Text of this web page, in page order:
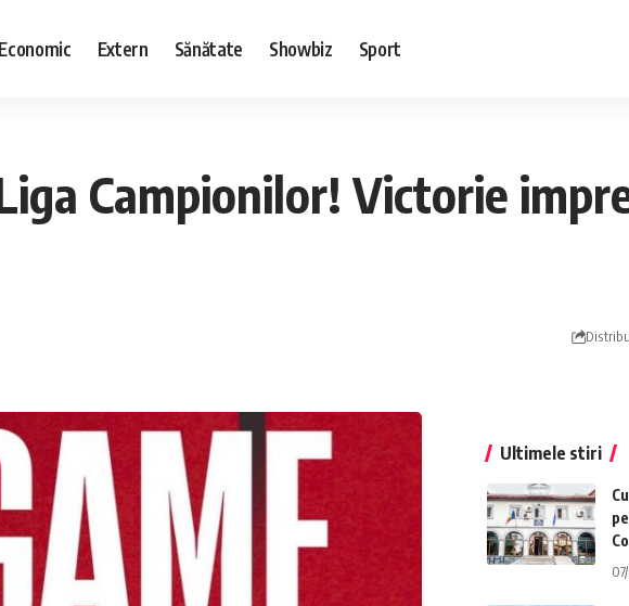
Economic Extern Sănătate Showbiz Sport
Campionilor! Victorie
Ultimele stiri